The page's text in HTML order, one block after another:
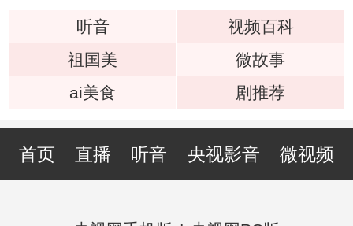
听音
视频百科
祖国美
微故事
ai美食
剧推荐
首页 直播 听音 央视影音 微视频